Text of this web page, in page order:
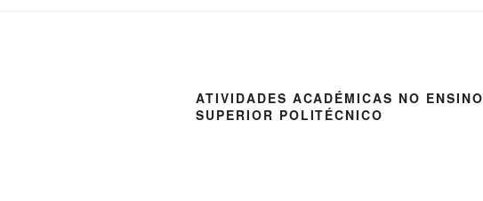
ATIVIDADES ACADÉMICAS NO ENSINO
SUPERIOR POLITÉCNICO